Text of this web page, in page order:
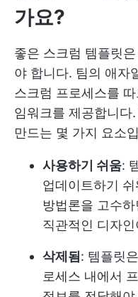
가요?
좋은 스크럼 템플릿
야 합니다. 팀의 애자
스크럼 프로세스를
임워크를 제공합니다
만드는 몇 가지 요소
사용하기 쉬움:
업데이트하기
방법론을 고수
직관적인 디자
삭제됨 : 템플릿
로세스 내에서